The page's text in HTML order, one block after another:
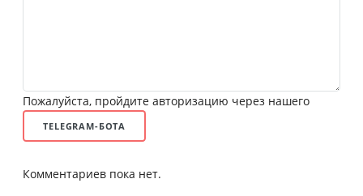
Пожалуйста, пройдите авторизацию через нашего
TELEGRAM-БОТА
Комментариев пока нет.